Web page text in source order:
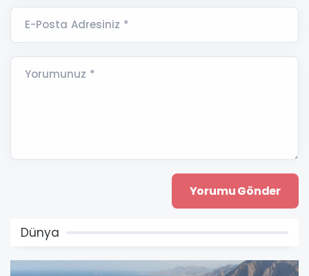
E-Posta Adresiniz *
Yorumunuz *
Dünya